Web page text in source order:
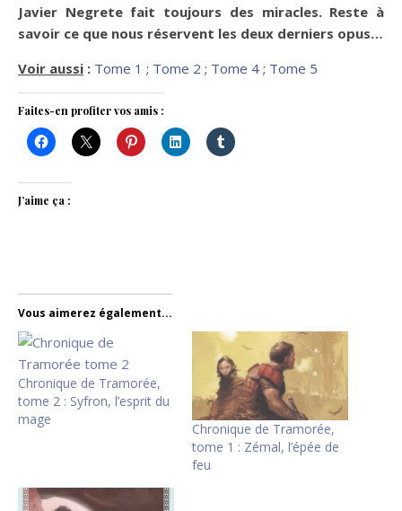
Javier Negrete fait toujours des miracles. Reste à
savoir ce que nous réservent les deux derniers opus…
Voir aussi : Tome 1 ; Tome 2 ; Tome 4 ; Tome 5
Faites-en profiter vos amis :
J’aime ça :
Vous aimerez également...
Chronique de Tramorée,
tome 2 : Syfron, l’esprit du
mage
Chronique de Tramorée,
tome 1 : Zémal, l’épée de
feu